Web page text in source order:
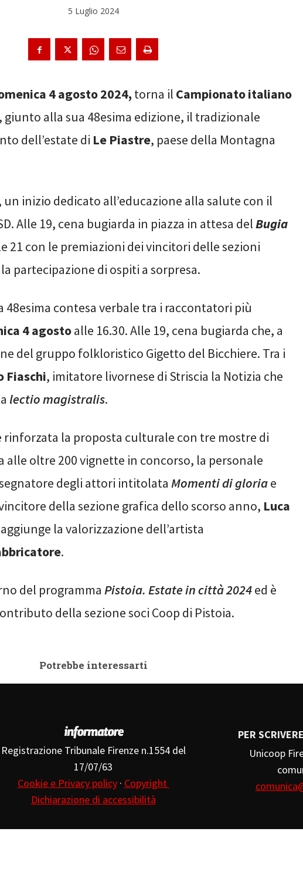
5 Luglio 2024
4 agosto 2024, torna il Campionato italiano
, giunto alla sua 48esima edizione, il tradizionale
dell’estate di Le Piastre, paese della Montagna
un inizio dedicato all’educazione alla salute con il
Alle 19, cena bugiarda in piazza in attesa delBugia
21 con le premiazioni dei vincitori delle sezioni
partecipazione di ospiti a sorpresa.
48esima contesa verbale tra i raccontatori più
4 agostoalle 16.30. Alle 19, cena bugiarda che, a
del gruppo folkloristico Gigetto del Bicchiere. Tra i
Fiaschi, imitatore livornese di Striscia la Notizia che
lectio magistralis.
rinforzata la proposta culturale con tre mostre di
alle oltre 200 vignette in concorso, la personale
degli attori intitolata Momenti di gloriae
della sezione grafica dello scorso anno, Luca
la valorizzazione dell’artista
.
del programma Pistoia. Estate in città 2024ed è
della sezione soci Coop di Pistoia.
Potrebbe interessarti
Registrazione Tribunale Firenze n.1554 del
17/07/63
Cookie e Privacy policy· Copyright
Dichiarazione di accessibilità
PER
Unicoop